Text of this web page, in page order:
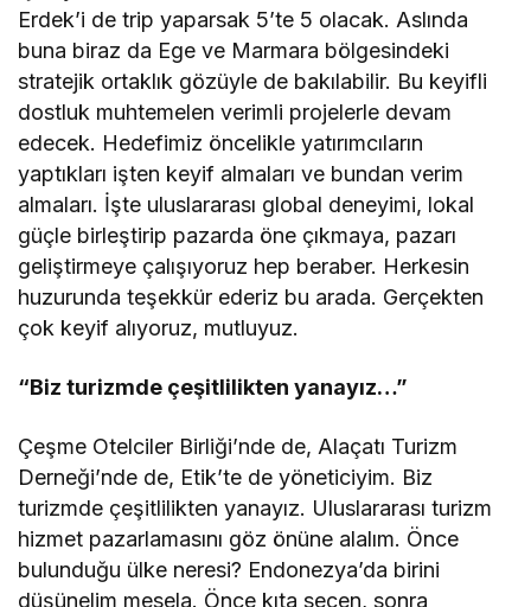
Erdek’i de trip yaparsak 5’te 5 olacak. Aslında
buna biraz da Ege ve Marmara bölgesindeki
stratejik ortaklık gözüyle de bakılabilir. Bu keyifli
dostluk muhtemelen verimli projelerle devam
edecek. Hedefimiz öncelikle yatırımcıların
yaptıkları işten keyif almaları ve bundan verim
almaları. İşte uluslararası global deneyimi, lokal
güçle birleştirip pazarda öne çıkmaya, pazarı
geliştirmeye çalışıyoruz hep beraber. Herkesin
huzurunda teşekkür ederiz bu arada. Gerçekten
çok keyif alıyoruz, mutluyuz.
“Biz turizmde çeşitlilikten yanayız…”
Çeşme Otelciler Birliği’nde de, Alaçatı Turizm
Derneği’nde de, Etik’te de yöneticiyim. Biz
turizmde çeşitlilikten yanayız. Uluslararası turizm
hizmet pazarlamasını göz önüne alalım. Önce
bulunduğu ülke neresi? Endonezya’da birini
düşünelim mesela. Önce kıta seçen, sonra